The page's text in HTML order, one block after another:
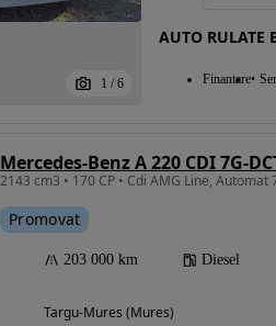
1 / 6
AUTO RULATE
Finantare
Mercedes-Benz A 220 CDI 7G-
Promovat
203 000 km Diesel
Targu-Mures (Mures)